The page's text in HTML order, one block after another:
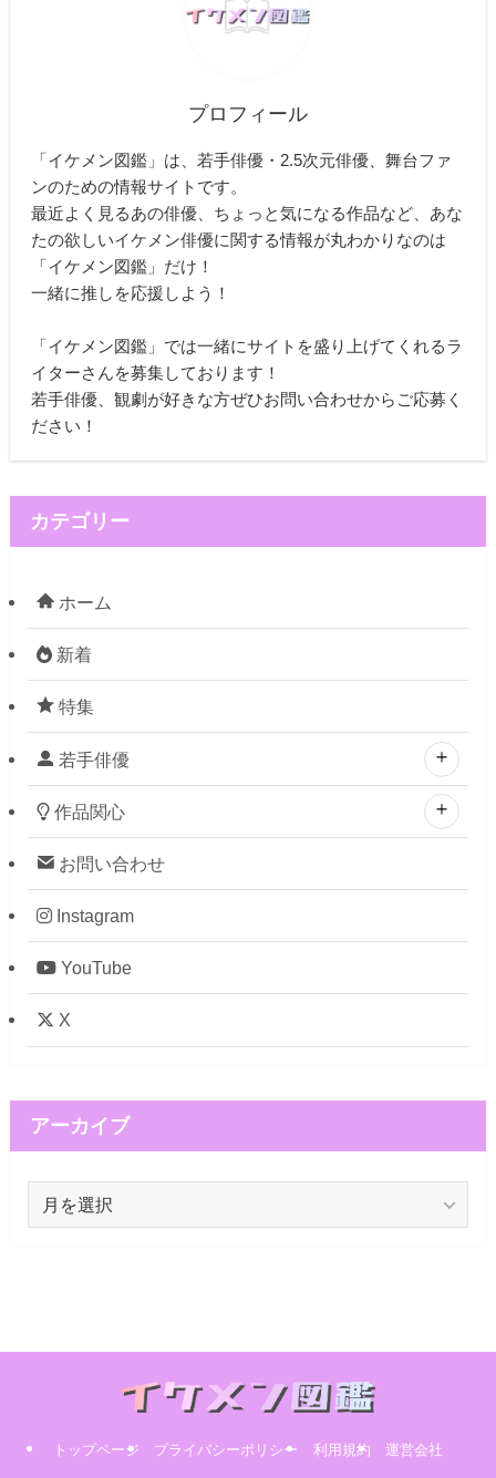
プロフィール
「イケメン図鑑」は、若手俳優・2.5次元俳優、舞台ファ
ンのための情報サイトです。
最近よく見るあの俳優、ちょっと気になる作品など、あな
たの欲しいイケメン俳優に関する情報が丸わかりなのは
「イケメン図鑑」だけ！
一緒に推しを応援しよう！
「イケメン図鑑」では一緒にサイトを盛り上げてくれるラ
イターさんを募集しております！
若手俳優、観劇が好きな方ぜひお問い合わせからご応募く
ださい！
カテゴリー
ホーム
新着
特集
若手俳優
作品関心
お問い合わせ
Instagram
YouTube
X
アーカイブ
トップページ プライバシーポリシー 利用規約 運営会社